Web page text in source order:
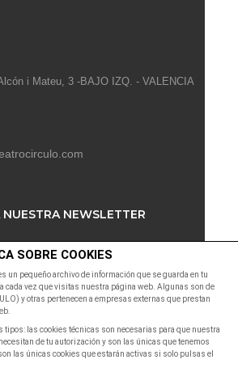
i Mateu, 3 -BAJO IZQ. - VALENCIA
NUESTRA NEWSLETTER
Newsletter para recibir las últimas
SOBRE COOKIES
un pequeño archivo de información que se guarda en tu
cada vez que visitas nuestra página web. Algunas son de
y otras pertenecen a empresas externas que prestan
tipos: las cookies técnicas son necesarias para que nuestra
de tu autorización y son las únicas que tenemos
las únicas cookies que estarán activas si solo pulsas el